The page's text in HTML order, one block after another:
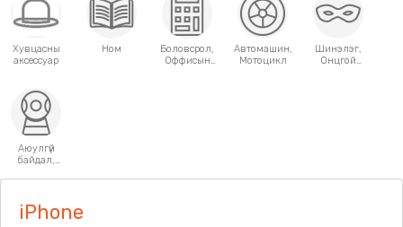
Хувцасны
аксессуар
Ном
Боловсрол,
Оффисын
Автомашин,
Мотоцикл
Шинэлэг,
Онцгой
Аюулгүй
байдал,
iPhone